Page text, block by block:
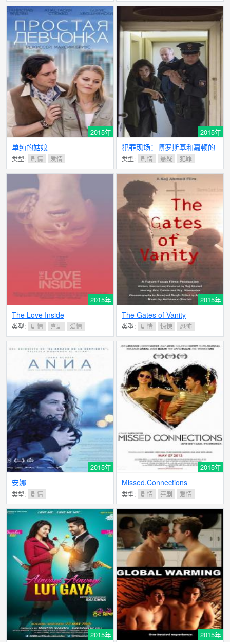
2015年
单纯的姑娘
类型: 剧情 爱情
2015年
犯罪现场：博罗斯基和嘉顿的
孩子
类型: 剧情 悬疑 犯罪
2015年
The Love Inside
类型: 剧情 喜剧 爱情
2015年
The Gates of Vanity
类型: 剧情 惊悚 恐怖
2015年
安娜
类型: 剧情
2015年
Missed.Connections
类型: 剧情 喜剧 爱情
2015年 2015年